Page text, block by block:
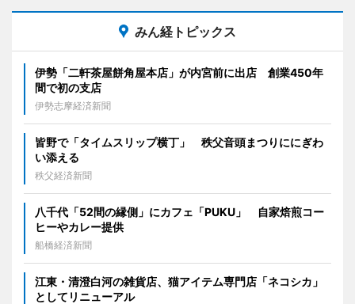
みん経トピックス
伊勢「二軒茶屋餅角屋本店」が内宮前に出店 創業450年
間で初の支店
伊勢志摩経済新聞
皆野で「タイムスリップ横丁」 秩父音頭まつりににぎわ
い添える
秩父経済新聞
八千代「52間の縁側」にカフェ「PUKU」 自家焙煎コー
ヒーやカレー提供
船橋経済新聞
江東・清澄白河の雑貨店、猫アイテム専門店「ネコシカ」
としてリニューアル